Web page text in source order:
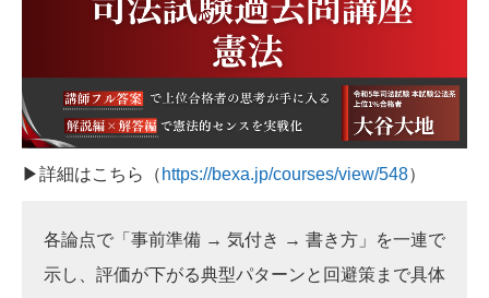
▶詳細はこちら（ https://bexa.jp/courses/view/548）
各論点で「事前準備 → 気付き → 書き方」を一連で
示し、評価が下がる典型パターンと回避策まで具体